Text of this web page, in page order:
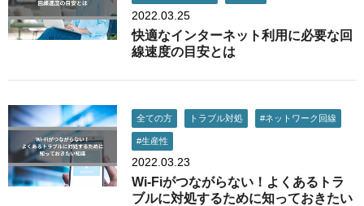
2022.03.25
快適なインターネット利用に必要な回
線速度の目安とは
全ての方 トラブル対処 #ネットワーク回線
#生産性
2022.03.23
Wi-Fiがつながらない！よくあるトラ
ブルに対処するために知っておきたい